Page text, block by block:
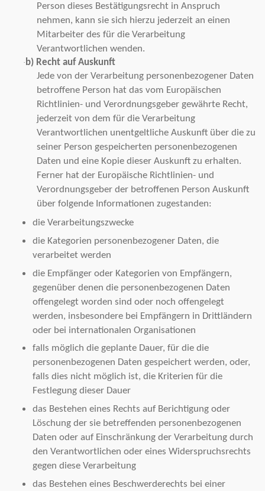
Person dieses Bestätigungsrecht in Anspruch
nehmen, kann sie sich hierzu jederzeit an einen
Mitarbeiter des für die Verarbeitung
Verantwortlichen wenden.
· b) Recht auf Auskunft
Jede von der Verarbeitung personenbezogener Daten
betroffene Person hat das vom Europäischen
Richtlinien- und Verordnungsgeber gewährte Recht,
jederzeit von dem für die Verarbeitung
Verantwortlichen unentgeltliche Auskunft über die zu
seiner Person gespeicherten personenbezogenen
Daten und eine Kopie dieser Auskunft zu erhalten.
Ferner hat der Europäische Richtlinien- und
Verordnungsgeber der betroffenen Person Auskunft
über folgende Informationen zugestanden:
die Verarbeitungszwecke
die Kategorien personenbezogener Daten, die
verarbeitet werden
die Empfänger oder Kategorien von Empfängern,
gegenüber denen die personenbezogenen Daten
offengelegt worden sind oder noch offengelegt
werden, insbesondere bei Empfängern in Drittländern
oder bei internationalen Organisationen
falls möglich die geplante Dauer, für die die
personenbezogenen Daten gespeichert werden, oder,
falls dies nicht möglich ist, die Kriterien für die
Festlegung dieser Dauer
das Bestehen eines Rechts auf Berichtigung oder
Löschung der sie betreffenden personenbezogenen
Daten oder auf Einschränkung der Verarbeitung durch
den Verantwortlichen oder eines Widerspruchsrechts
gegen diese Verarbeitung
das Bestehen eines Beschwerderechts bei einer